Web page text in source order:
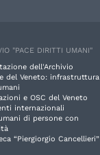
"PACE DIRITTI UMANI"
dell'Archivio
del Veneto: infrastruttura
e OSC del Veneto
internazionali
di persone con
“Piergiorgio Cancellieri”